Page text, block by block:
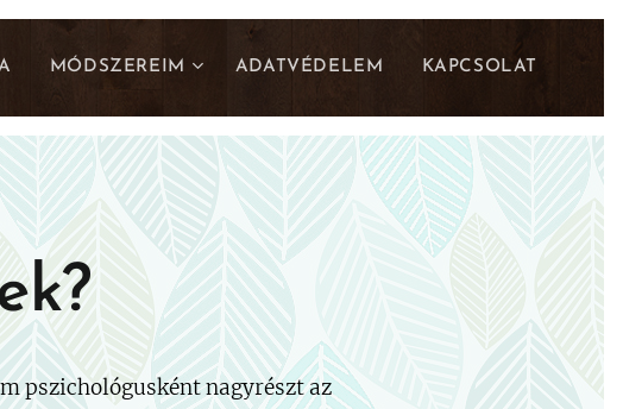
MÓDSZEREIM ADATVÉDELEM KAPCSOLAT
pszichológusként nagyrészt az